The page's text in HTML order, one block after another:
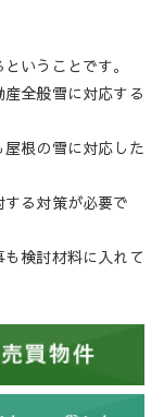
いうことです。
全般雪に対応する
根の雪に対応した
る対策が必要で
検討材料に入れて